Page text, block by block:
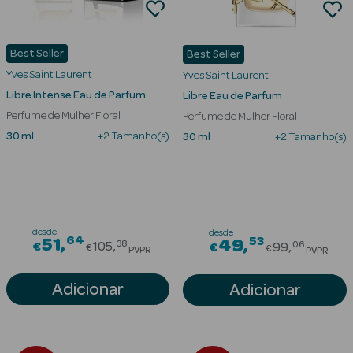
Solares de
Protetores
Solares Infantis
After Sun
Solares Cabelo
Protetores
Solares para
Best Seller
Yves Saint Laurent
Libre Intense Eau de Parfum
Perfume de Mulher Floral
30 ml
+2 Tamanho(s)
desde
€51 64Price reduced from
€105 38
PVPR
Adicionar
Best Seller
Yves Saint Laurent
Libre Eau de Parfum
Perfume de Mulher Floral
30 ml
+2 Tamanho(s)
desde
€49 53Price
€99 06
PVPR
Adicionar